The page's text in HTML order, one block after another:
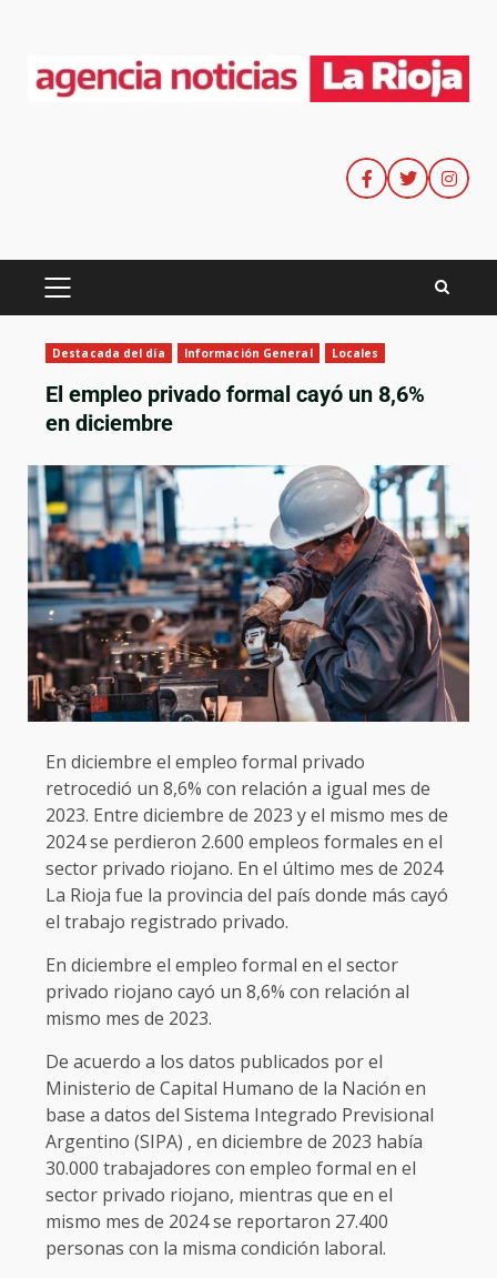
Destacada del día Información General Locales
El empleo privado formal cayó un 8,6%
en diciembre
En diciembre el empleo formal privado
retrocedió un 8,6% con relación a igual mes de
2023. Entre diciembre de 2023 y el mismo mes de
2024 se perdieron 2.600 empleos formales en el
sector privado riojano. En el último mes de 2024
La Rioja fue la provincia del país donde más cayó
el trabajo registrado privado.
En diciembre el empleo formal en el sector
privado riojano cayó un 8,6% con relación al
mismo mes de 2023.
De acuerdo a los datos publicados por el
Ministerio de Capital Humano de la Nación en
base a datos del Sistema Integrado Previsional
Argentino (SIPA) , en diciembre de 2023 había
30.000 trabajadores con empleo formal en el
sector privado riojano, mientras que en el
mismo mes de 2024 se reportaron 27.400
personas con la misma condición laboral.